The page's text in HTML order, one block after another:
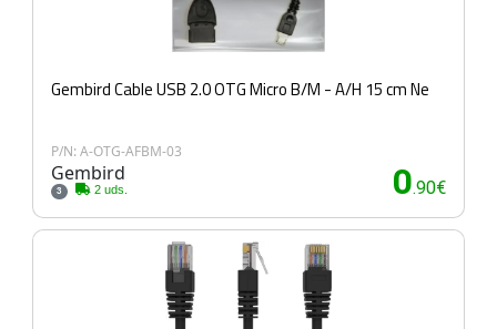
Gembird Cable USB 2.0 OTG Micro B/M - A/H 15 cm Ne
P/N: A-OTG-AFBM-03
Gembird
3 2 uds. 0.90€